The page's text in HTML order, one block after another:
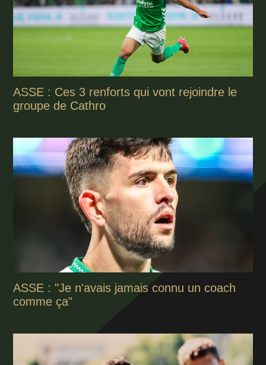
ASSE : Ces 3 renforts qui vont rejoindre le
groupe de Cathro
ASSE : "Je n'avais jamais connu un coach
comme ça"